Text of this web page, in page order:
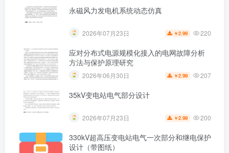
永磁风力发电机系统动态仿真
2026年07月23日 ￥2.99 220
应对分布式电源规模化接入的电网故障分析
方法与保护原理研究
2026年06月30日 ￥2.99 207
35kV变电站电气部分设计
2026年07月23日 ￥2.99 200
330kV超高压变电站电气一次部分和继电保护
设计（带图纸）